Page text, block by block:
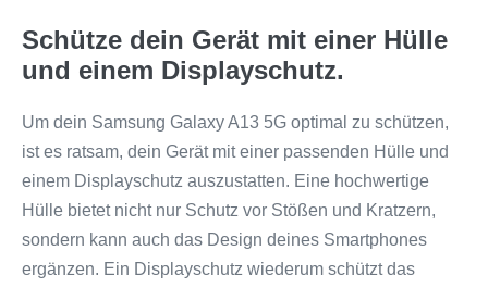
Schütze dein Gerät mit einer Hülle
und einem Displayschutz.
Um dein Samsung Galaxy A13 5G optimal zu schützen,
ist es ratsam, dein Gerät mit einer passenden Hülle und
einem Displayschutz auszustatten. Eine hochwertige
Hülle bietet nicht nur Schutz vor Stößen und Kratzern,
sondern kann auch das Design deines Smartphones
ergänzen. Ein Displayschutz wiederum schützt das